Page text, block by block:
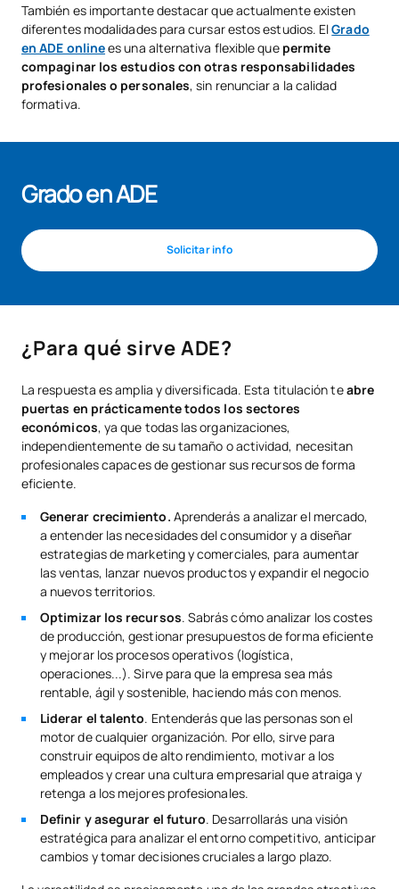
También es importante destacar que actualmente existen
diferentes modalidades para cursar estos estudios. ElGrado
en ADE onlinees una alternativa flexible que permite
compaginar los estudios con otras responsabilidades
profesionales o personales, sin renunciar a la calidad
formativa.
Grado en ADE
Solicitar info
¿Para qué sirve ADE?
La respuesta es amplia y diversificada. Esta titulación teabre
puertas en prácticamente todos los sectores
económicos, ya que todas las organizaciones,
independientemente de su tamaño o actividad, necesitan
profesionales capaces de gestionar sus recursos de forma
eficiente.
Generar crecimiento. Aprenderás a analizar el mercado,
a entender las necesidades del consumidor y a diseñar
estrategias de marketing y comerciales, para aumentar
las ventas, lanzar nuevos productos y expandir el negocio
a nuevos territorios.
Optimizar los recursos. Sabrás cómo analizar los costes
de producción, gestionar presupuestos de forma eficiente
y mejorar los procesos operativos (logística,
operaciones...). Sirve para que la empresa sea más
rentable, ágil y sostenible, haciendo más con menos.
Liderar el talento. Entenderás que las personas son el
motor de cualquier organización. Por ello, sirve para
construir equipos de alto rendimiento, motivar a los
empleados y crear una cultura empresarial que atraiga y
retenga a los mejores profesionales.
Definir y asegurar el futuro. Desarrollarás una visión
estratégica para analizar el entorno competitivo, anticipar
cambios y tomar decisiones cruciales a largo plazo.